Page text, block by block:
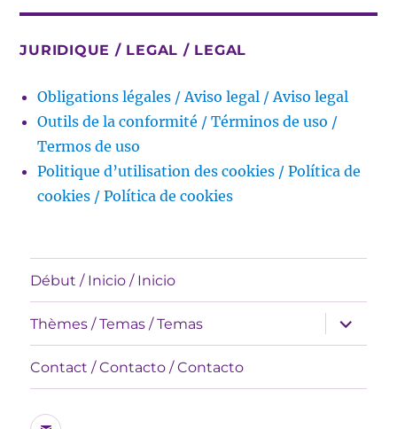
JURIDIQUE / LEGAL / LEGAL
Obligations légales / Aviso legal / Aviso legal
Outils de la conformité / Términos de uso /
Termos de uso
Politique d’utilisation des cookies / Política de
cookies / Política de cookies
Début / Inicio / Inicio
Thèmes / Temas / Temas
expande
el
menú
Contact / Contacto / Contacto